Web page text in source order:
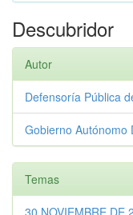
Descubridor
Autor
Defensoría Pública
Gobierno Autónomo
Temas
30 NOVIEMBRE DE